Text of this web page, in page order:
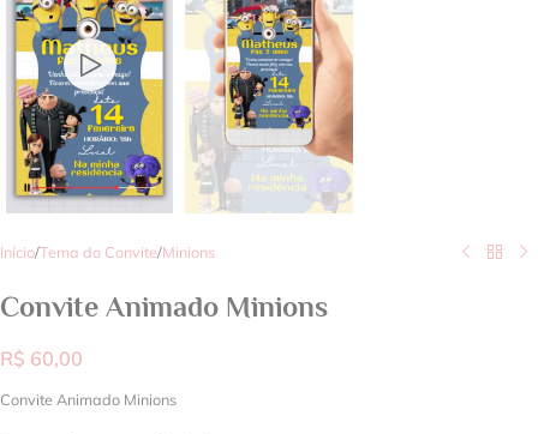
Início/Tema do Convite/Minions
Convite Animado Minions
R$ 60,00
Convite Animado Minions